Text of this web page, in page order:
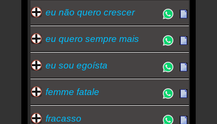
eu não quero crescer
eu quero sempre mais
eu sou egoísta
femme fatale
fracasso